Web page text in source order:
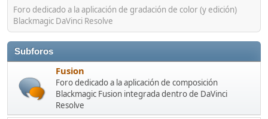
Foro dedicado a la aplicación de gradación de color (y edición)
Blackmagic DaVinci Resolve
Subforos
Fusion
Foro dedicado a la aplicación de composición
Blackmagic Fusion integrada dentro de DaVinci
Resolve